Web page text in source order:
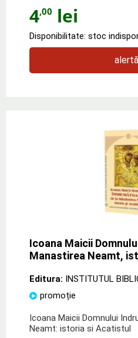
4,00 lei
Disponibilitate: stoc
Icoana Maicii
Manastirea Neamt,
Editura: INSTITUTUL
promoție
Icoana Maicii Domnului
Neamt: istoria si Acatistul